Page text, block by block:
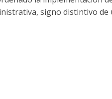
signo distintivo